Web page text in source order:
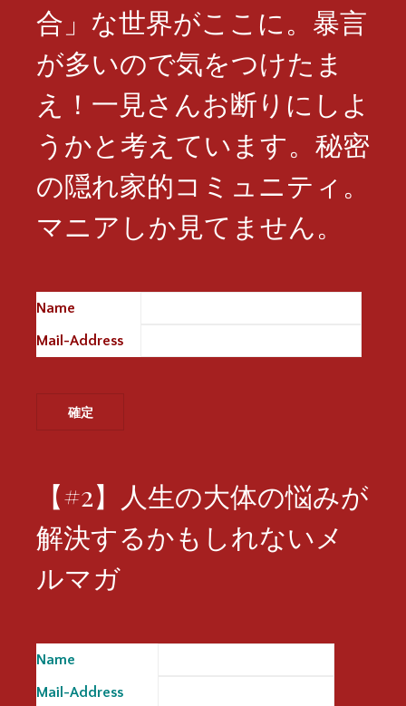
合」な世界がここに。暴言
が多いので気をつけたま
え！一見さんお断りにしよ
うかと考えています。秘密
の隠れ家的コミュニティ。
マニアしか見てません。
Name
Mail-Address
【#2】人生の大体の悩みが
解決するかもしれないメ
ルマガ
Name
Mail-Address